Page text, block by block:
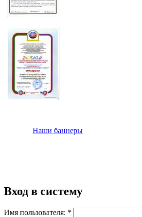
Наши баннеры
Вход в систему
Имя пользователя: *